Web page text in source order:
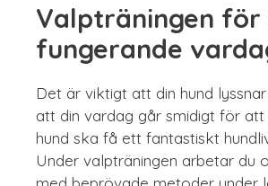
Valpträningen för
fungerande
Det är viktigt att din hund
att din vardag går smidigt för att
hund ska få ett fantastiskt
Under valpträningen arbetar du